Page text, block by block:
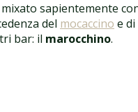
sapientemente
del mocaccino e di
bar: il marocchino.